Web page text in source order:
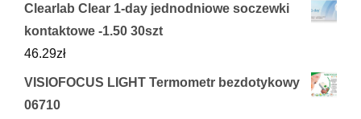
Clearlab Clear 1-day jednodniowe soczewki
kontaktowe -1.50 30szt
46.29zł
VISIOFOCUS LIGHT Termometr bezdotykowy
06710